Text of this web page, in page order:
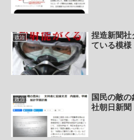
政治
捏造新聞社
ている模様
政治
国民の敵
社朝日新聞